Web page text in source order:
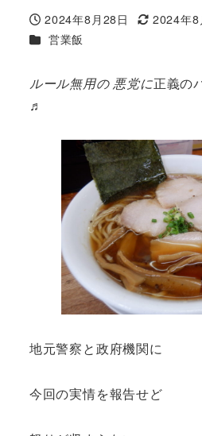
投稿日
2024年8月28日
更新日
2024年8
カテゴリー
営業飯
ルール無用の 悪党に正義の
♬
地元警察と政府機関に
今回の実情を報告せど